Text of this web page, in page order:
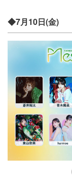
◆7月10日(金)